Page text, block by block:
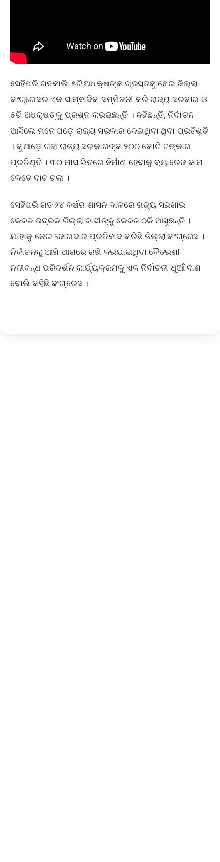
ସେହିପରି ଗତକାଲି ୫ଟି ଅଧକ୍ଷଙ୍କ ଗ୍ରସ୍ତକୁ ନେଇ ଜିଲ୍ଲା
କଂଗ୍ରେସର ଏକ ସାମ୍ବାଦିକ ସମ୍ମିଳନୀ କରି ରାଜ୍ୟ ସରକାର ଓ
୫ଟି ଅଧକ୍ଷଙ୍କୁ ପ୍ରଶ୍ନ କରଇଛନ୍ତି । କହିଛନ୍ତି, ନିର୍ବାଚନ
ଆସିଲେ ମନେ ପଡ଼େ ରାଜ୍ୟ ସରକାର ଦେଇଥିବା ଥିବା ପ୍ରତିଶୃତି
। କୁଆଡ଼େ ଗଲା ରାଜ୍ୟ ସରକାରଙ୍କ ୨୦୦ କୋଟି ଟଙ୍କାର
ପ୍ରତିଶୃତି । ୩୦ ମାସ ଭିତରେ ନିର୍ମାଣ ହେବାକୁ ବ୍ୟାରେଜ କାମ
କେତେ ବାଟ ଗଲା ।
ସେହିପରି ଗତ ୨୪ ବର୍ଷର ଶାସନ କାଳରେ ରାଜ୍ୟ ସରଖାର
କେବଳ ଭଦ୍ରକ ଜିଲ୍ଲା ବାସୀଙ୍କୁ କେବଳ ଠକି ଆସୁଛନ୍ତି ।
ଯାହାକୁ ନେଇ ଜୋରଦାର ପ୍ରତିବାଦ କରିଛି ଜିଲ୍ଲା କଂଗ୍ରେସ ।
ନିର୍ବାଚନକୁ ଆଖି ଆଗରେ ରଖି କରଯାଇଥିବା ବୈତରଣୀ
ନଦୀବନ୍ଧ ପରିଦର୍ଶନ କାର୍ଯ୍ୟକ୍ରମକୁ ଏକ ନିର୍ବାଚନୀ ଧୂଆଁ ବାଣ
ବୋଲି କହିଛି କଂଗ୍ରେସ ।